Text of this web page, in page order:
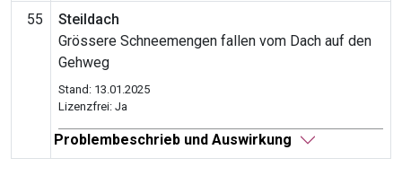
55
Steildach
Grössere Schneemengen fallen vom Dach auf den
Gehweg
Stand: 13.01.2025
Lizenzfrei: Ja
Problembeschrieb und Auswirkung